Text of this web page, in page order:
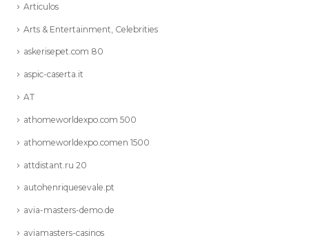
Articulos
Arts & Entertainment, Celebrities
askerisepet.com 80
aspic-caserta.it
AT
athomeworldexpo.com 500
athomeworldexpo.comen 1500
attdistant.ru 20
autohenriquesevale.pt
avia-masters-demo.de
aviamasters-casinos